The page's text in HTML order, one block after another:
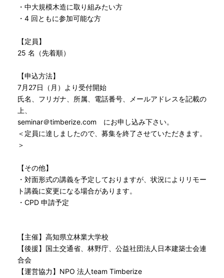
・中大規模木造に取り組みたい方
・4 回ともに参加可能な方
【定員】
25 名（先着順）
【申込方法】
7月27日（月）より受付開始
氏名、フリガナ、所属、電話番号、メールアドレスを記載の
上、
seminar＠timberize.com にお申し込み下さい。
＜定員に達しましたので、募集を終了させていただきます。
＞
【その他】
・対面形式の講義を予定しておりますが、状況によりリモー
ト講義に変更になる場合があります。
・CPD 申請予定
【主催】高知県立林業大学校
【後援】国土交通省、林野庁、公益社団法人日本建築士会連
合会
【運営協力】NPO 法人team Timberize